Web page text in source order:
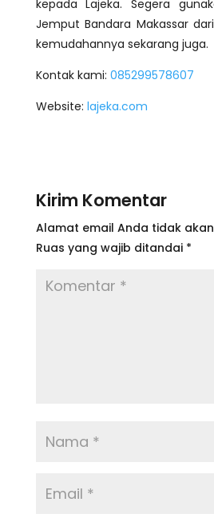
kepada Lajeka. Segera
Jemput Bandara Makassar
kemudahannya sekarang juga.
Kontak kami: 085299578607
Website: lajeka.com
Kirim Komentar
Alamat email Anda tidak
Ruas yang wajib ditandai *